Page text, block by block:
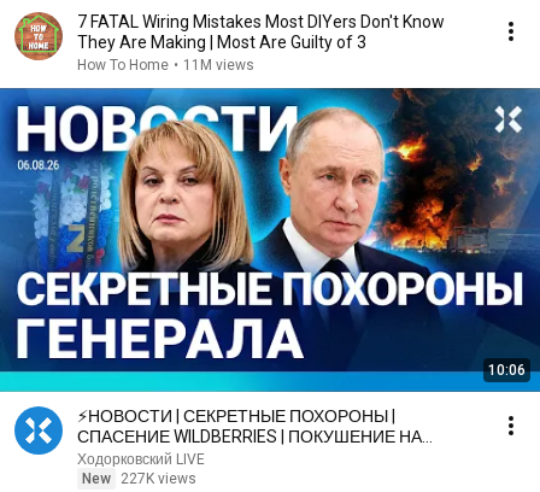
7 FATAL Wiring Mistakes Most DIYers Don't Know
They Are Making | Most Are Guilty of 3
How To Home • 11M views
10:06
⚡️НОВОСТИ | СЕКРЕТНЫЕ ПОХОРОНЫ |
СПАСЕНИЕ WILDBERRIES | ПОКУШЕНИЕ НА
«УПЫРЯ» | БЮЛЛЕТЕНЬ НА ДРОНЕ
Ходорковский LIVE
New
227K views